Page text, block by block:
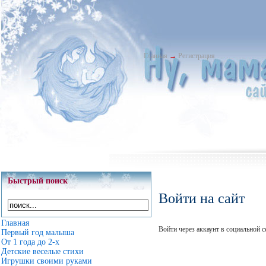
Главная → Регистрация
Быстрый поиск
Главная
Первый год малыша
От 1 года до 2-х
Детские веселые стихи
Игрушки своими руками
Войти на сайт
Войти через аккаунт в социальной